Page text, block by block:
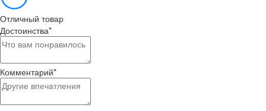
Отличный товар
Достоинства*
Комментарий*